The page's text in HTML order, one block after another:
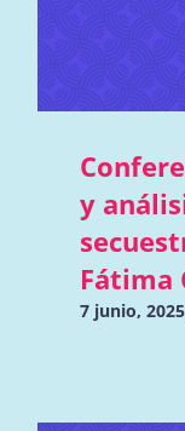
y
Fátima
7 junio,